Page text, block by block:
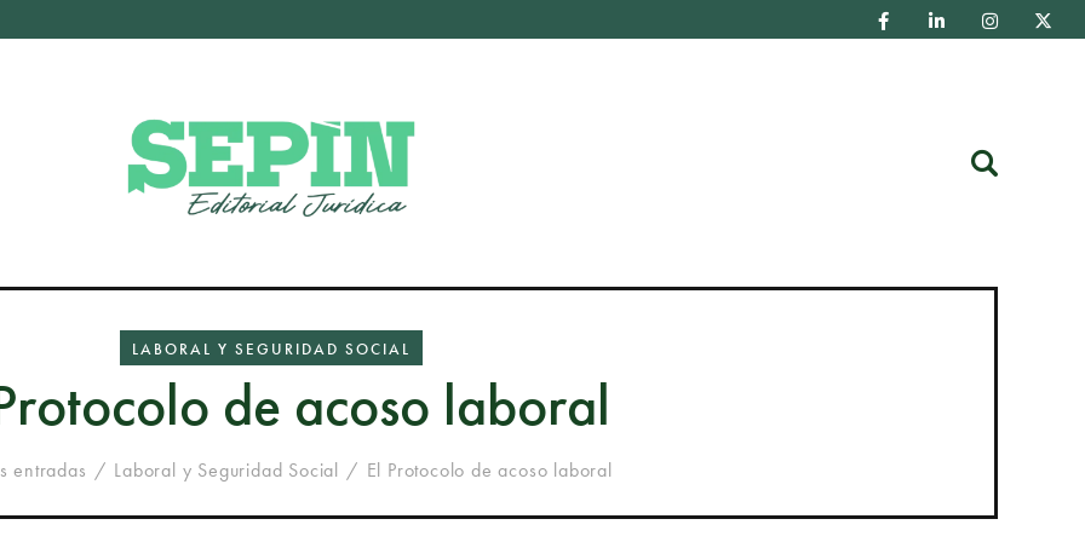
LABORAL Y SEGURIDAD SOCIAL
de acoso laboral
entradas Laboral y Seguridad Social El Protocolo de acoso laboral